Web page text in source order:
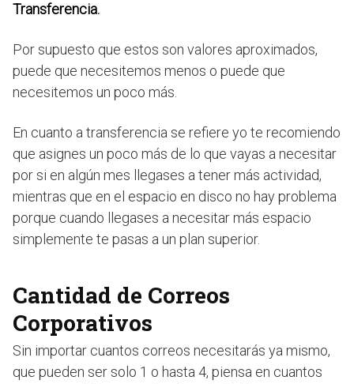
Transferencia.
Por supuesto que estos son valores aproximados,
puede que necesitemos menos o puede que
necesitemos un poco más.
En cuanto a transferencia se refiere yo te recomiendo
que asignes un poco más de lo que vayas a necesitar
por si en algún mes llegases a tener más actividad,
mientras que en el espacio en disco no hay problema
porque cuando llegases a necesitar más espacio
simplemente te pasas a un plan superior.
Cantidad de Correos
Corporativos
Sin importar cuantos correos necesitarás ya mismo,
que pueden ser solo 1 o hasta 4, piensa en cuantos